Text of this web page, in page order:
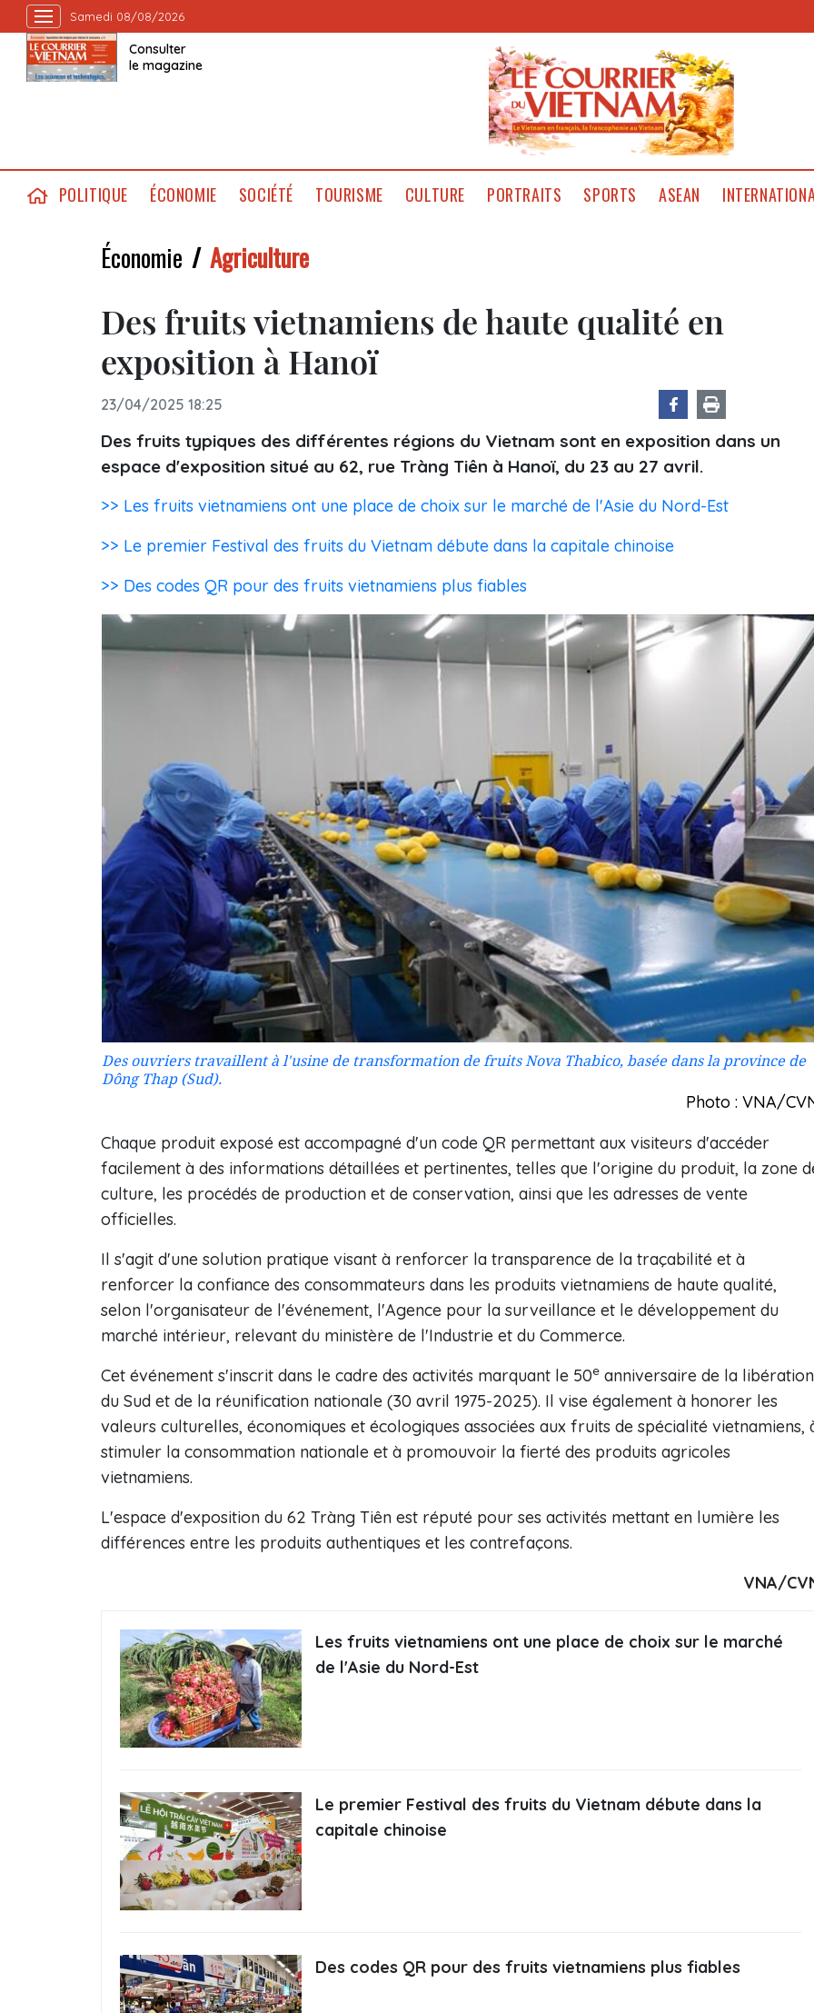
Samedi 08/08/2026
Consulter
le magazine
POLITIQUE ÉCONOMIE SOCIÉTÉ TOURISME CULTURE PORTRAITS SPORTS ASEAN
Économie Agriculture
Des fruits vietnamiens de haute qualité en
exposition à Hanoï
23/04/2025 18:25
Des fruits typiques des différentes régions du Vietnam sont en exposition dans un
espace d'exposition situé au 62, rue Tràng Tiên à Hanoï, du 23 au 27 avril.
>> Les fruits vietnamiens ont une place de choix sur le marché de l'Asie du Nord-Est
>> Le premier Festival des fruits du Vietnam débute dans la capitale chinoise
>> Des codes QR pour des fruits vietnamiens plus fiables
Des ouvriers travaillent à l'usine de transformation de fruits Nova Thabico, basée dans la province de
Dông Thap (Sud).
Photo : VNA/
Chaque produit exposé est accompagné d'un code QR permettant aux visiteurs d'accéder
facilement à des informations détaillées et pertinentes, telles que l'origine du produit, la zone
culture, les procédés de production et de conservation, ainsi que les adresses de vente
officielles.
Il s'agit d'une solution pratique visant à renforcer la transparence de la traçabilité et à
renforcer la confiance des consommateurs dans les produits vietnamiens de haute qualité,
selon l'organisateur de l'événement, l'Agence pour la surveillance et le développement du
marché intérieur, relevant du ministère de l'Industrie et du Commerce.
Cet événement s'inscrit dans le cadre des activités marquant le 50e anniversaire de la libération
du Sud et de la réunification nationale (30 avril 1975-2025). Il vise également à honorer les
valeurs culturelles, économiques et écologiques associées aux fruits de spécialité vietnamiens,
stimuler la consommation nationale et à promouvoir la fierté des produits agricoles
vietnamiens.
L'espace d'exposition du 62 Tràng Tiên est réputé pour ses activités mettant en lumière les
différences entre les produits authentiques et les contrefaçons.
VNA/
Les fruits vietnamiens ont une place de choix sur le marché
de l'Asie du Nord-Est
Le premier Festival des fruits du Vietnam débute dans la
capitale chinoise
Des codes QR pour des fruits vietnamiens plus fiables